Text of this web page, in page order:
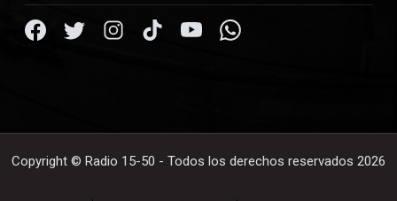
Copyright © Radio 15-50 - Todos los derechos reservados 2026